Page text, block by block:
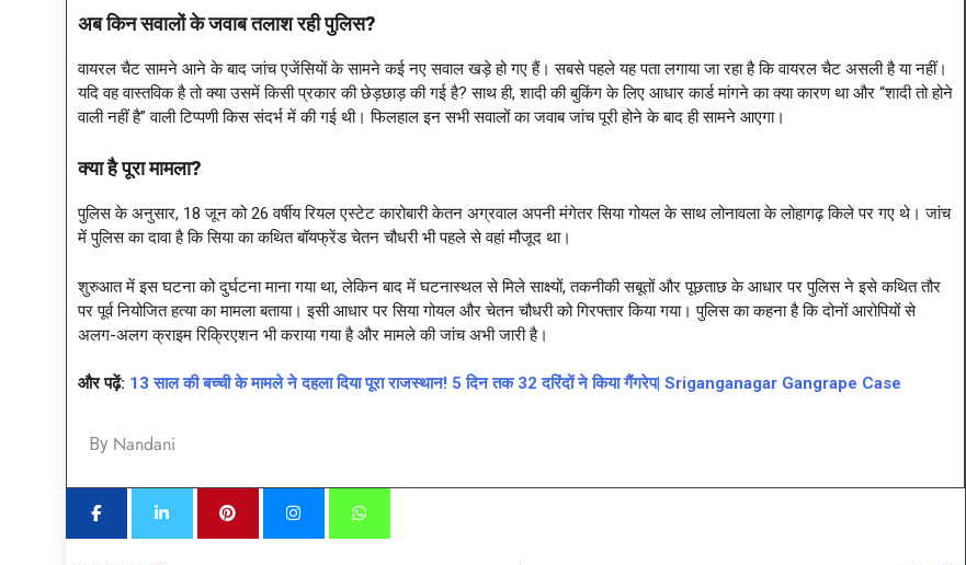
अब किन सवालों के जवाब तलाश रही पुलिस?
वायरल चैट सामने आने के बाद जांच एजेंसियों के सामने कई नए सवाल खड़े हो गए हैं। सबसे पहले यह पता लगाया जा रहा है कि वायरल चैट असली है या नहीं।
यदि वह वास्तविक है तो क्या उसमें किसी प्रकार की छेड़छाड़ की गई है? साथ ही, शादी की बुकिंग के लिए आधार कार्ड मांगने का क्या कारण था और “शादी तो होने
वाली नहीं है” वाली टिप्पणी किस संदर्भ में की गई थी। फिलहाल इन सभी सवालों का जवाब जांच पूरी होने के बाद ही सामने आएगा।
क्या है पूरा मामला?
पुलिस के अनुसार, 18 जून को 26 वर्षीय रियल एस्टेट कारोबारी केतन अग्रवाल अपनी मंगेतर सिया गोयल के साथ लोनावला के लोहागढ़ किले पर गए थे। जांच
में पुलिस का दावा है कि सिया का कथित बॉयफ्रेंड चेतन चौधरी भी पहले से वहां मौजूद था।
शुरुआत में इस घटना को दुर्घटना माना गया था, लेकिन बाद में घटनास्थल से मिले साक्ष्यों, तकनीकी सबूतों और पूछताछ के आधार पर पुलिस ने इसे कथित तौर
पर पूर्व नियोजित हत्या का मामला बताया। इसी आधार पर सिया गोयल और चेतन चौधरी को गिरफ्तार किया गया। पुलिस का कहना है कि दोनों आरोपियों से
अलग-अलग क्राइम रिक्रिएशन भी कराया गया है और मामले की जांच अभी जारी है।
और पढ़ें: 13 साल की बच्ची के मामले ने दहला दिया पूरा राजस्थान! 5 दिन तक 32 दरिंदों ने किया गैंगरेप| Sriganganagar Gangrape Case
By Nandani